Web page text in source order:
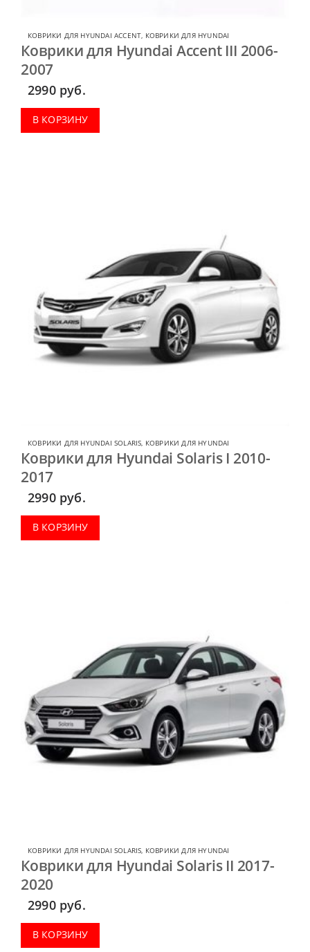
КОВРИКИ ДЛЯ HYUNDAI ACCENT КОВРИКИ ДЛЯ HYUNDAI
Коврики для Hyundai Accent III 2006-
2007
2990 руб.
В КОРЗИНУ
КОВРИКИ ДЛЯ HYUNDAI SOLARIS, КОВРИКИ ДЛЯ HYUNDAI
Коврики для Hyundai Solaris I 2010-
2017
2990 руб.
В КОРЗИНУ
КОВРИКИ ДЛЯ HYUNDAI SOLARIS, КОВРИКИ ДЛЯ HYUNDAI
Коврики для Hyundai Solaris II 2017-
2020
2990 руб.
В КОРЗИНУ